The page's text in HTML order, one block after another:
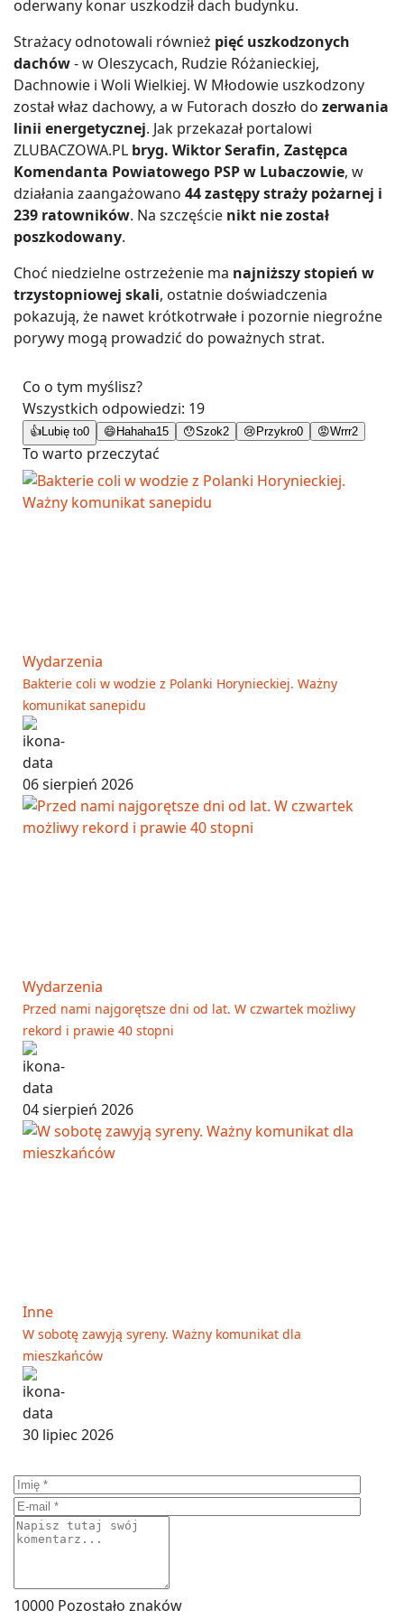
oderwany konar uszkodził dach budynku.
Strażacy odnotowali również pięć uszkodzonych
dachów- w Oleszycach, Rudzie Różanieckiej,
Dachnowie i Woli Wielkiej. W Młodowie uszkodzony
został właz dachowy, a w Futorach doszło do zerwania
linii energetycznej. Jak przekazał portalowi
ZLUBACZOWA.PL bryg. Wiktor Serafin, Zastępca
Komendanta Powiatowego PSP w Lubaczowie, w
działania zaangażowano 44 zastępy straży pożarnej i
239 ratowników. Na szczęście nikt nie został
poszkodowany.
Choć niedzielne ostrzeżenie ma najniższy stopień w
trzystopniowej skali, ostatnie doświadczenia
pokazują, że nawet krótkotrwałe i pozornie niegroźne
porywy mogą prowadzić do poważnych strat.
Co o tym myślisz?
Wszystkich odpowiedzi: 19
👍 Lubię to0 😄 Hahaha15 😯Szok2 😢 Przykro0 😡Wrrr2
To warto przeczytać
Wydarzenia
Bakterie coli w wodzie z Polanki Horynieckiej. Ważny
komunikat sanepidu
06 sierpień 2026
Wydarzenia
Przed nami najgorętsze dni od lat. W czwartek możliwy
rekord i prawie 40 stopni
04 sierpień 2026
Inne
W sobotę zawyją syreny. Ważny komunikat dla
mieszkańców
30 lipiec 2026
10000 Pozostało znaków